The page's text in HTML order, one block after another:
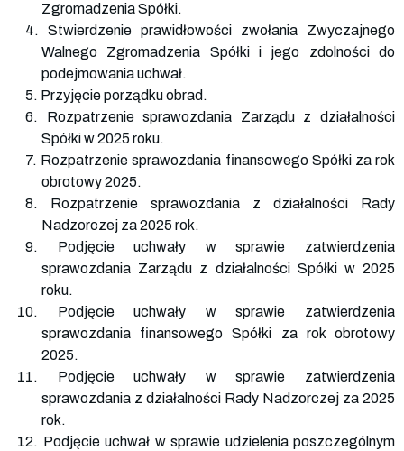
Zgromadzenia Spółki.
4. Stwierdzenie prawidłowości zwołania Zwyczajnego
Walnego Zgromadzenia Spółki i jego zdolności do
podejmowania uchwał.
5. Przyjęcie porządku obrad.
6. Rozpatrzenie sprawozdania Zarządu z działalności
Spółki w 2025 roku.
7. Rozpatrzenie sprawozdania finansowego Spółki za rok
obrotowy 2025.
8. Rozpatrzenie sprawozdania z działalności Rady
Nadzorczej za 2025 rok.
9. Podjęcie uchwały w sprawie zatwierdzenia
sprawozdania Zarządu z działalności Spółki w 2025
roku.
10. Podjęcie uchwały w sprawie zatwierdzenia
sprawozdania finansowego Spółki za rok obrotowy
2025.
11. Podjęcie uchwały w sprawie zatwierdzenia
sprawozdania z działalności Rady Nadzorczej za 2025
rok.
12. Podjęcie uchwał w sprawie udzielenia poszczególnym